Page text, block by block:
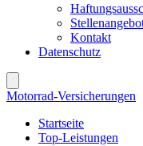
Kontakt
Datenschutz
Motorrad-Versicherungen
Startseite
Top-Leistungen